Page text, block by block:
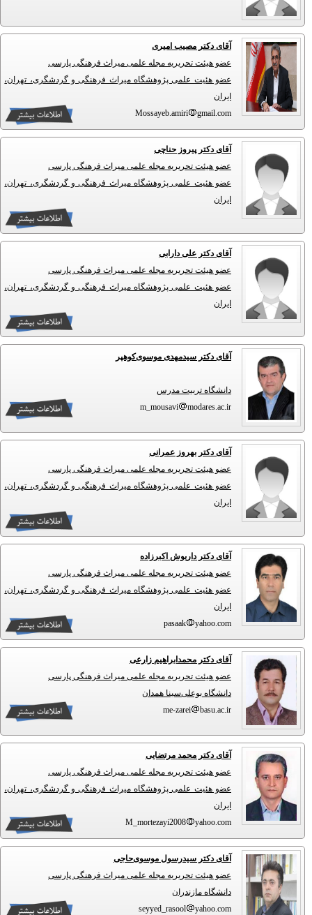
آقای دکتر مصیب امیری
عضو هیئت تحریریه مجله علمی میراث فرهنگی پارسی
عضو هئیت علمی پژوهشگاه میراث فرهنگی و گردشگری، تهران،
ایران
Mossayeb.amiri
gmail.com
آقای دکتر پیروز حناچی
عضو هیئت تحریریه مجله علمی میراث فرهنگی پارسی
عضو هئیت علمی پژوهشگاه میراث فرهنگی و گردشگری، تهران،
ایران
آقای دکتر علی دارابی
عضو هیئت تحریریه مجله علمی میراث فرهنگی پارسی
عضو هئیت علمی پژوهشگاه میراث فرهنگی و گردشگری، تهران،
ایران
آقای دکتر سیدمهدی موسوی‌کوهپر
دانشگاه تربیت مدرس
m_mousavi
modares.ac.ir
آقای دکتر بهروز عمرانی
عضو هیئت تحریریه مجله علمی میراث فرهنگی پارسی
عضو هئیت علمی پژوهشگاه میراث فرهنگی و گردشگری، تهران،
ایران
آقای دکتر داریوش اکبرزاده
عضو هیئت تحریریه مجله علمی میراث فرهنگی پارسی
عضو هئیت علمی پژوهشگاه میراث فرهنگی و گردشگری، تهران،
ایران
pasaak
yahoo.com
آقای دکتر محمدابراهیم زارعی
عضو هیئت تحریریه مجله علمی میراث فرهنگی پارسی
دانشگاه بوعلی‌سینا همدان
me-zarei
basu.ac.ir
آقای دکتر محمد مرتضایی
عضو هیئت تحریریه مجله علمی میراث فرهنگی پارسی
عضو هئیت علمی پژوهشگاه میراث فرهنگی و گردشگری، تهران،
ایران
M_mortezayi2008
yahoo.com
آقای دکتر سیدرسول موسوی‌حاجی
عضو هیئت تحریریه مجله علمی میراث فرهنگی پارسی
دانشگاه مازندران
seyyed_rasool
yahoo.com